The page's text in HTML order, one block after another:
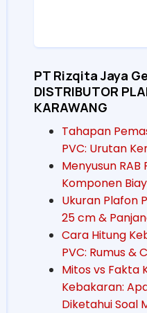
PT Rizqita Jaya
DISTRIBUTOR
KARAWANG
Tahapan
PVC: Urutan
Menyusun RAB
Komponen
Ukuran Plafon
25 cm &
Cara Hitung
PVC: Rumus &
Mitos vs Fakta
Kebakaran:
Diketahui Soal